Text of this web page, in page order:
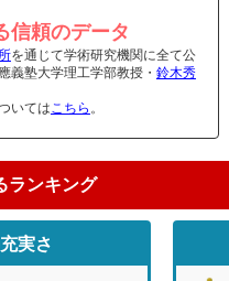
信頼のデータ
を通じて学術研究機関に全て公
義塾大学理工学部教授・ 鈴木秀
いてはこちら 。
ランキング
実さ